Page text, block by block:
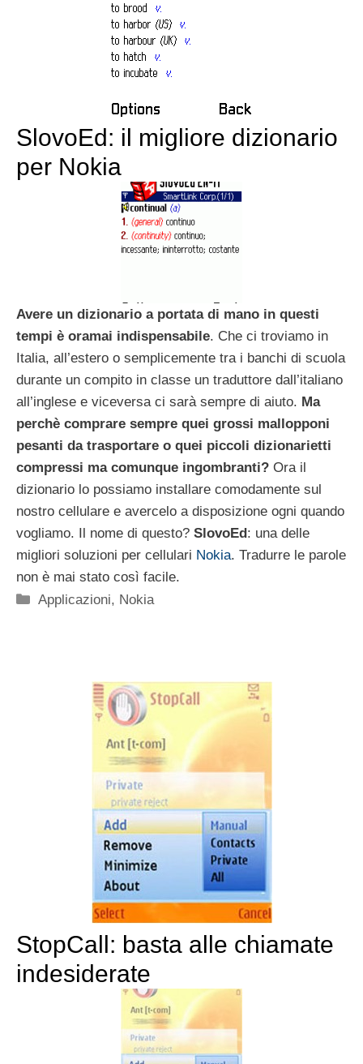
SlovoEd: il migliore dizionario
per Nokia
Avere un dizionario a portata di mano in questi
tempi è oramai indispensabile. Che ci troviamo in
Italia, all’estero o semplicemente tra i banchi di scuola
durante un compito in classe un traduttore dall’italiano
all’inglese e viceversa ci sarà sempre di aiuto. Ma
perchè comprare sempre quei grossi mallopponi
pesanti da trasportare o quei piccoli dizionarietti
compressi ma comunque ingombranti? Ora il
dizionario lo possiamo installare comodamente sul
nostro cellulare e avercelo a disposizione ogni quando
vogliamo. Il nome di questo? SlovoEd: una delle
migliori soluzioni per cellulari Nokia. Tradurre le parole
non è mai stato così facile.
Categorie
Applicazioni, Nokia
StopCall: basta alle chiamate
indesiderate